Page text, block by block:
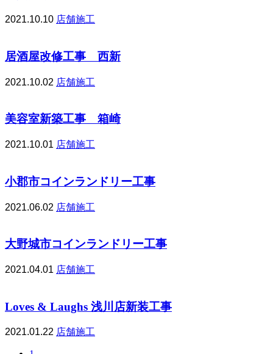
2021.10.10 店舗施工
居酒屋改修工事 西新
2021.10.02 店舗施工
美容室新築工事 箱崎
2021.10.01 店舗施工
小郡市コインランドリー工事
2021.06.02 店舗施工
大野城市コインランドリー工事
2021.04.01 店舗施工
Loves & Laughs 浅川店新装工事
2021.01.22 店舗施工